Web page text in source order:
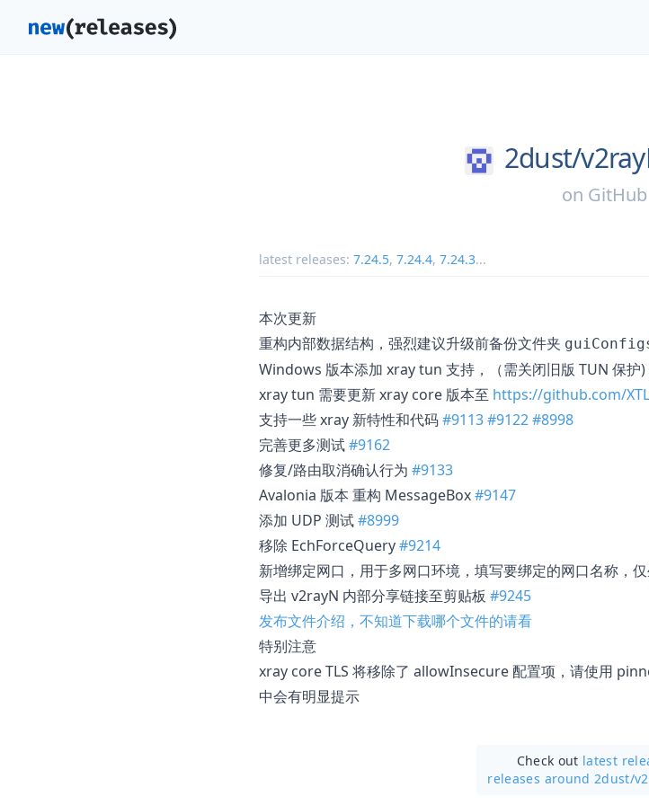
2dust/
on GitHub
latest releases: 7.24.5, 7.24.4, 7.24.3...
本次更新
重构内部数据结构，强烈建议升级前备份文件夹
Windows 版本添加 xray tun 支持，（需关闭旧版 TUN 保护)
xray tun 需要更新 xray core 版本至 https://github.com/
支持一些 xray 新特性和代码#9113#9122#8998
完善更多测试#9162
修复/路由取消确认行为 #9133
Avalonia 版本 重构 MessageBox#9147
添加 UDP 测试#8999
移除 EchForceQuery#9214
新增绑定网口，用于多网口环境，填写要绑定的网口名称，
导出 v2rayN 内部分享链接至剪贴板 #9245
发布文件介绍，不知道下载哪个文件的请看
特别注意
xray core TLS 将移除了 allowInsecure 配置项，请使用
中会有明显提示
Check out latest
releases around 2dust/